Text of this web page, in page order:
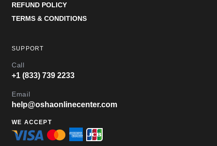
REFUND POLICY
TERMS & CONDITIONS
SUPPORT
Call
+1 (833) 739 2233
Email
help@oshaonlinecenter.com
WE ACCEPT